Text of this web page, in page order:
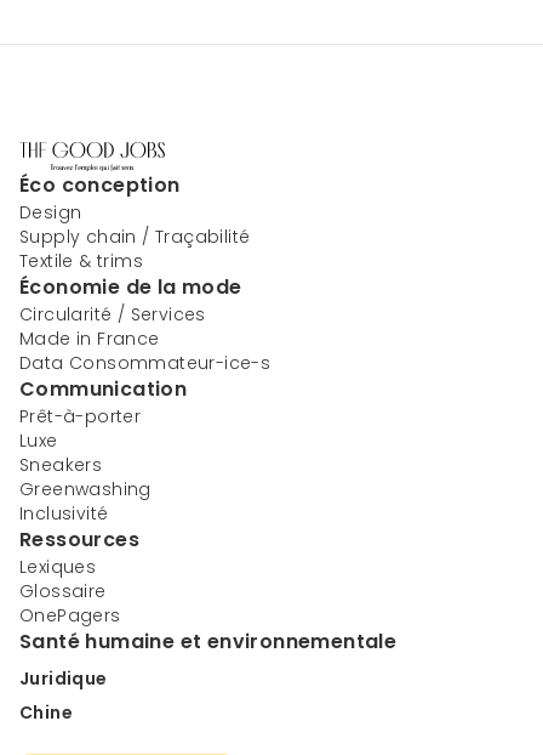
Éco conception
Design
Supply chain / Traçabilité
Textile & trims
Économie de la mode
Circularité / Services
Made in France
Data Consommateur-ice-s
Communication
Prêt-à-porter
Luxe
Sneakers
Greenwashing
Inclusivité
Ressources
Lexiques
Glossaire
OnePagers
Santé humaine et environnementale
Juridique
Chine